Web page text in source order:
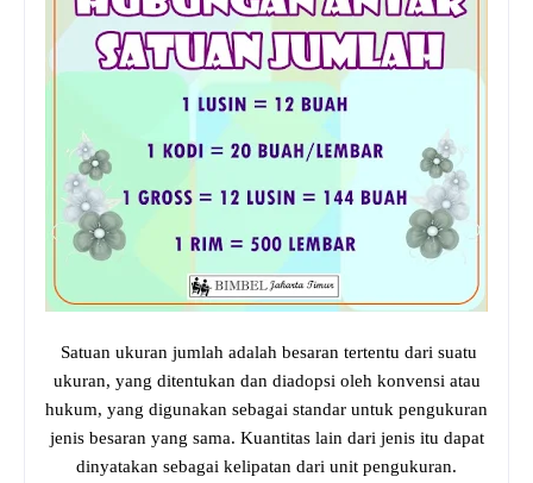
Satuan ukuran jumlah adalah besaran tertentu dari suatu
ukuran, yang ditentukan dan diadopsi oleh konvensi atau
hukum, yang digunakan sebagai standar untuk pengukuran
jenis besaran yang sama. Kuantitas lain dari jenis itu dapat
dinyatakan sebagai kelipatan dari unit pengukuran.